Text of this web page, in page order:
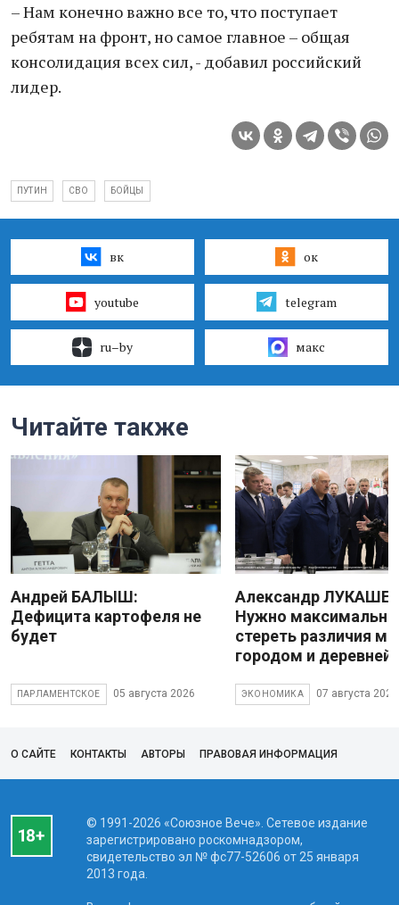
– Нам конечно важно все то, что поступает
ребятам на фронт, но самое главное – общая
консолидация всех сил, - добавил российский
лидер.
ПУТИН СВО БОЙЦЫ
вк ок
youtube telegram
ru–by макс
Читайте также
Андрей БАЛЫШ:
Дефицита картофеля не
будет
ПАРЛАМЕНТСКОЕ 05 августа 2026
Александр
Нужно максимально
стереть различия
городом и деревней
ЭКОНОМИКА 07 августа 2026
О САЙТЕ КОНТАКТЫ АВТОРЫ ПРАВОВАЯ ИНФОРМАЦИЯ
© 1991-2026 «Союзное Вече». Сетевое издание
зарегистрировано роскомнадзором,
свидетельство эл № фc77-52606 от 25 января
2013 года.